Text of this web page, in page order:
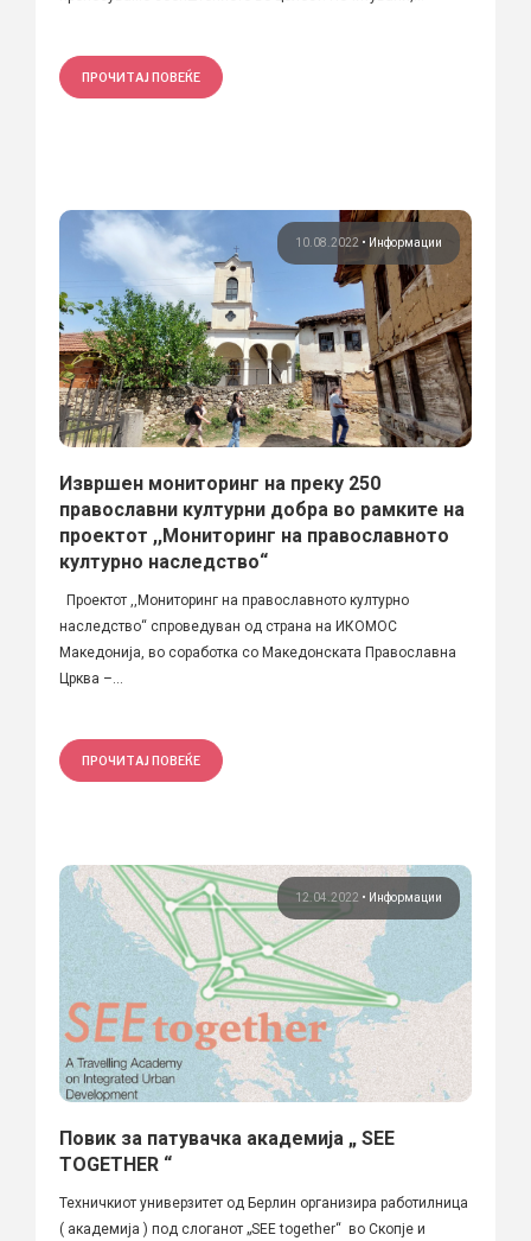
ПРОЧИТАЈ ПОВЕЌЕ
10.08.2022 • Информации
Извршен мониторинг на преку 250
православни културни добра во рамките на
проектот ,,Мониторинг на православното
културно наследство“
Проектот ,,Мониторинг на православното културно
наследство“ спроведуван од страна на ИКОМОС
Македонија, во соработка со Македонската Православна
Црква –...
ПРОЧИТАЈ ПОВЕЌЕ
12.04.2022 • Информации
Повик за патувачка академија „ SEE
TOGETHER “
Техничкиот универзитет од Берлин организира работилница
( академија ) под слоганот „SEE together“ во Скопје и